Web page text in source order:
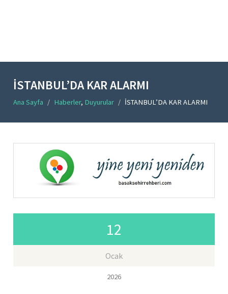
İSTANBUL’DA KAR ALARMI
Ana Sayfa Haberler, Duyurular İSTANBUL’DA KAR ALARMI
12
Ocak
2026